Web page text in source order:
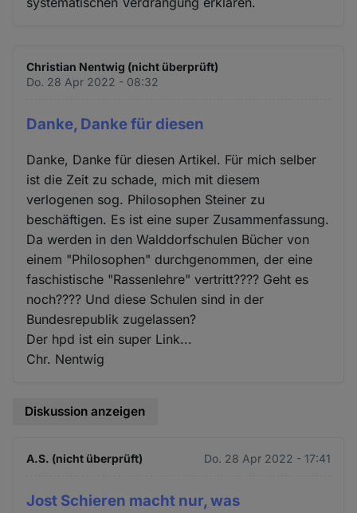
Christian Nentwig (nicht überprüft)
Do. 28 Apr 2022 - 08:32
Danke, Danke für diesen
Danke, Danke für diesen Artikel. Für mich selber
ist die Zeit zu schade, mich mit diesem
verlogenen sog. Philosophen Steiner zu
beschäftigen. Es ist eine super Zusammenfassung.
Da werden in den Walddorfschulen Bücher von
einem "Philosophen" durchgenommen, der eine
faschistische "Rassenlehre" vertritt???? Geht es
noch???? Und diese Schulen sind in der
Bundesrepublik zugelassen?
Der hpd ist ein super Link...
Chr. Nentwig
Diskussion anzeigen
A.S. (nicht überprüft) Do. 28 Apr 2022 - 17:41
Jost Schieren macht nur, was